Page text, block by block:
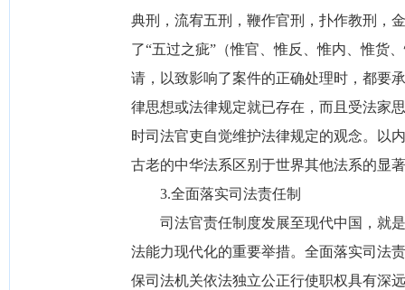
典刑，流宥五刑，鞭作官刑，扑作教刑，
了“五过之疵”（惟官、惟反、惟内、惟货
请，以致影响了案件的正确处理时，都要
律思想或法律规定就已存在，而且受法家
时司法官吏自觉维护法律规定的观念。以
古老的中华法系区别于世界其他法系的显
3.全面落实司法责任制
司法官责任制度发展至现代中国，就是
法能力现代化的重要举措。全面落实司法
保司法机关依法独立公正行使职权具有深